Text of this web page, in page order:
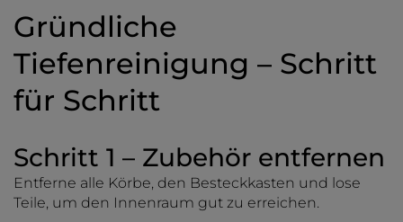
Gründliche
Tiefenreinigung – Schritt
für Schritt
Schritt 1 – Zubehör entfernen
Entferne alle Körbe, den Besteckkasten und lose
Teile, um den Innenraum gut zu erreichen.